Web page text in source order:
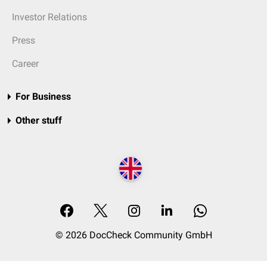
Investor Relations
Press
Career
For Business
Other stuff
© 2026 DocCheck Community GmbH